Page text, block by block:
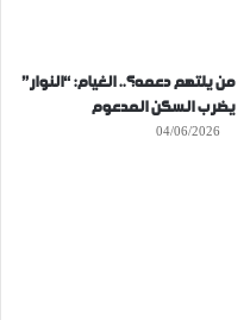
من يلتهم دعمه؟.. الغيام: “النوار”
يضرب السكن المدعوم
04/06/2026